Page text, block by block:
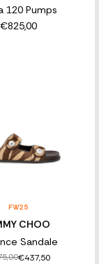
120 Pumps
€825,00
FW25
CHOO
Sandale
€437,50